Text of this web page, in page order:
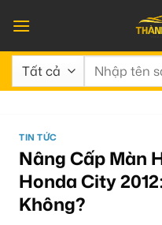
qua
nội
dung
Tìm
TIN TỨC
Nâng Cấp Màn
Honda City
Không?